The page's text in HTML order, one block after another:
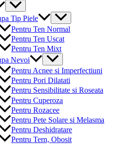
Menu
Toggle
Tip Piele
Menu
Toggle
Pentru Ten Normal
Pentru Ten Uscat
Pentru Ten Mixt
Nevoi
Menu
Toggle
Pentru Acnee si Imperfectiuni
Pentru Pori Dilatati
Pentru Sensibilitate si Roseata
Pentru Cuperoza
Pentru Rozacee
Pentru Pete Solare si Melasma
Pentru Deshidratare
Pentru Tern, Obosit